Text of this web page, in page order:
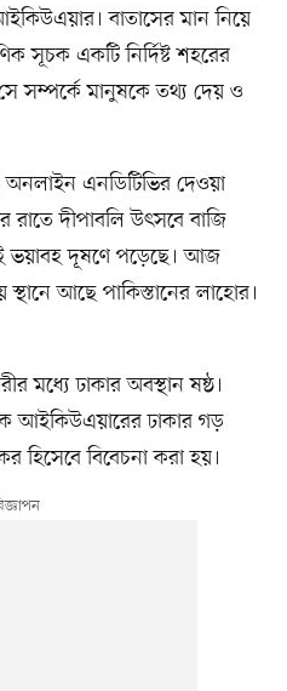
বাতাসের মান নিয়ে
সূচক একটি নির্দিষ্ট শহরের
সম্পর্কে মানুষকে তথ্য দেয় ও
অনলাইন এনডিটিভির দেওয়া
রাতে দীপাবলি উৎসবে বাজি
ভয়াবহ দূষণে পড়েছে। আজ
স্থানে আছে পাকিস্তানের লাহোর।
মধ্যে ঢাকার অবস্থান ষষ্ঠ।
আইকিউএয়ারের ঢাকার গড়
হিসেবে বিবেচনা করা হয়।